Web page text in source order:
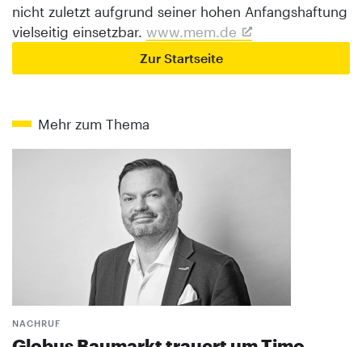
nicht zuletzt aufgrund seiner hohen Anfangshaftung
vielseitig einsetzbar. www.mem.de
Zur Startseite
Mehr zum Thema
NACHRUF